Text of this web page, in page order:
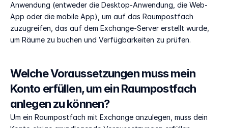
Anwendung (entweder die Desktop-Anwendung, die Web-
App oder die mobile App), um auf das Raumpostfach
zuzugreifen, das auf dem Exchange-Server erstellt wurde,
um Räume zu buchen und Verfügbarkeiten zu prüfen.
Welche Voraussetzungen muss mein
Konto erfüllen, um ein Raumpostfach
anlegen zu können?
Um ein Raumpostfach mit Exchange anzulegen, muss dein